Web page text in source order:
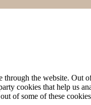
the website. Out
cookies that help us
of some of these